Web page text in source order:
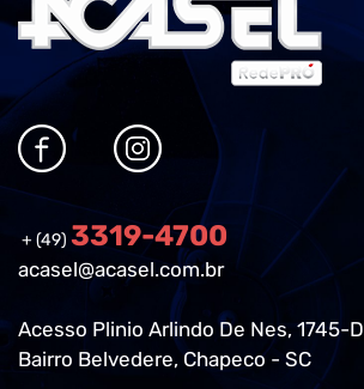
+ (49) 3319-4700
acasel@acasel.com.br
Acesso Plinio Arlindo De Nes, 1745-D
Bairro Belvedere, Chapeco - SC